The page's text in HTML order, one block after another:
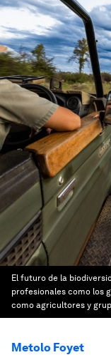
El futuro de la
profesionales como los
como agricultores y
Metolo Foyet